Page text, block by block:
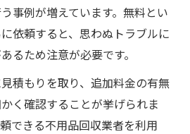
事例が増えています。無料とい
依頼すると、思わぬトラブルに
るため注意が必要です。
積もりを取り、追加料金の有無
く確認することが挙げられま
できる不用品回収業者を利用